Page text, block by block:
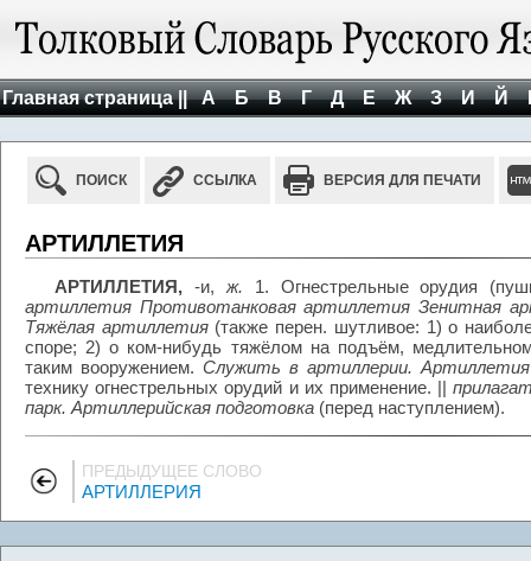
Главная страница || А Б В Г Д Е Ж З И Й
ПОИСК ССЫЛКА ВЕРСИЯ ДЛЯ ПЕЧАТИ
АРТИЛЛЕТИЯ
АРТИЛЛЕТИЯ, -и, ж. 1. Огнестрельные орудия
артиллетия Противотанковая артиллетия Зенитная
Тяжёлая артиллетия(также перен. шутливое: 1) о
споре; 2) о ком-нибудь тяжёлом на подъём,
таким вооружением. Служить в артиллерии.
технику огнестрельных орудий и их применение. ||
парк. Артиллерийская подготовка (перед наступлением).
ПРЕДЫДУЩЕЕ СЛОВО
АРТИЛЛЕРИЯ